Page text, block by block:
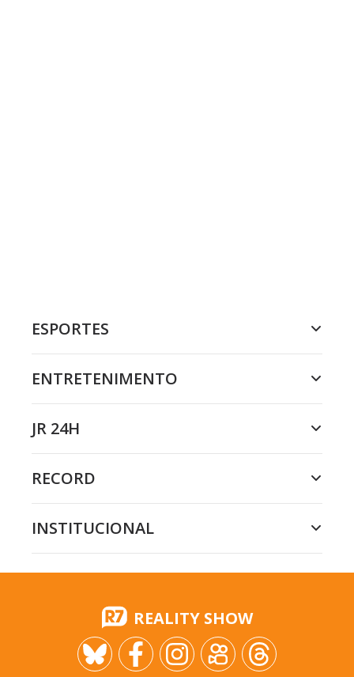
ESPORTES
ENTRETENIMENTO
JR 24H
RECORD
INSTITUCIONAL
REALITY SHOW